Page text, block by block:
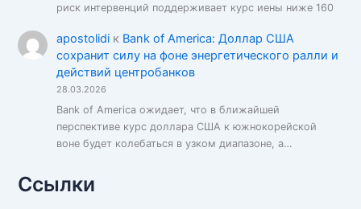
риск интервенций поддерживает курс иены ниже 160
apostolidiк Bank of America: Доллар США
сохранит силу на фоне энергетического ралли и
действий центробанков
28.03.2026
Bank of America ожидает, что в ближайшей
перспективе курс доллара США к южнокорейской
воне будет колебаться в узком диапазоне, а…
Ссылки